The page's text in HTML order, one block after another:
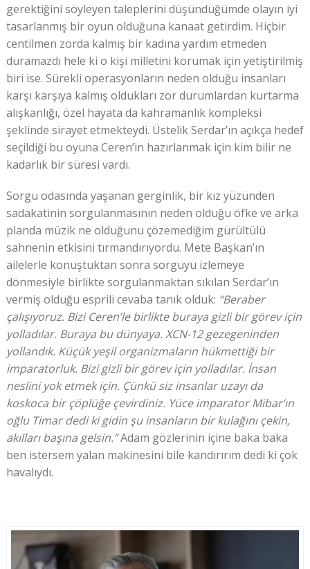
gerektiğini söyleyen taleplerini düşündüğümde olayın iyi
tasarlanmış bir oyun olduğuna kanaat getirdim. Hiçbir
centilmen zorda kalmış bir kadına yardım etmeden
duramazdı hele ki o kişi milletini korumak için yetiştirilmiş
biri ise. Sürekli operasyonların neden olduğu insanları
karşı karşıya kalmış oldukları zor durumlardan kurtarma
alışkanlığı, özel hayata da kahramanlık kompleksi
şeklinde sirayet etmekteydi. Üstelik Serdar’ın açıkça hedef
seçildiği bu oyuna Ceren’in hazırlanmak için kim bilir ne
kadarlık bir süresi vardı.
Sorgu odasında yaşanan gerginlik, bir kız yüzünden
sadakatinin sorgulanmasının neden olduğu öfke ve arka
planda müzik ne olduğunu çözemediğim gürültülü
sahnenin etkisini tırmandırıyordu. Mete Başkan’ın
ailelerle konuştuktan sonra sorguyu izlemeye
dönmesiyle birlikte sorgulanmaktan sıkılan Serdar’ın
vermiş olduğu esprili cevaba tanık olduk: “Beraber
çalışıyoruz. Bizi Ceren’le birlikte buraya gizli bir görev için
yolladılar. Buraya bu dünyaya. XCN-12 gezegeninden
yollandık. Küçük yeşil organizmaların hükmettiği bir
imparatorluk. Bizi gizli bir görev için yolladılar. İnsan
neslini yok etmek için. Çünkü siz insanlar uzayı da
koskoca bir çöplüğe çevirdiniz. Yüce imparator Mibar’ın
oğlu Timar dedi ki gidin şu insanların bir kulağını çekin,
akılları başına gelsin.”Adam gözlerinin içine baka baka
ben istersem yalan makinesini bile kandırırım dedi ki çok
havalıydı.